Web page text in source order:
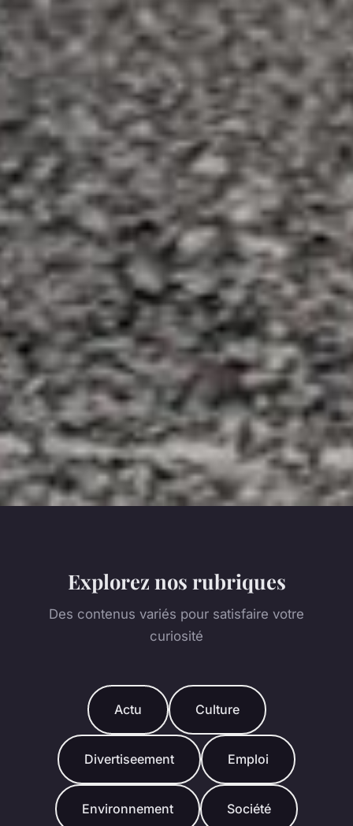
Explorez nos rubriques
Des contenus variés pour satisfaire votre
curiosité
Actu Culture
Divertiseement Emploi
Environnement Société